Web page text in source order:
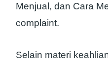
Menjual, dan Cara
complaint.
Selain materi